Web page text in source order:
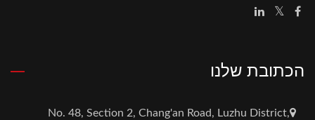
הכתובת שלנו
No. 48, Section 2, Chang'an Road, Luzhu District,